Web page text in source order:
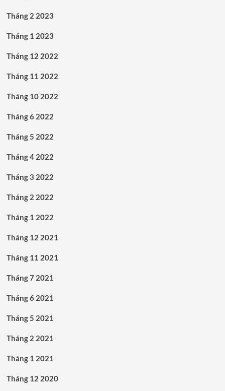
Tháng 2 2023
Tháng 1 2023
Tháng 12 2022
Tháng 11 2022
Tháng 10 2022
Tháng 6 2022
Tháng 5 2022
Tháng 4 2022
Tháng 3 2022
Tháng 2 2022
Tháng 1 2022
Tháng 12 2021
Tháng 11 2021
Tháng 7 2021
Tháng 6 2021
Tháng 5 2021
Tháng 2 2021
Tháng 1 2021
Tháng 12 2020